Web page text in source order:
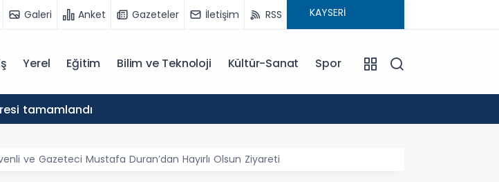
Galeri Anket Gazeteler İletişim RSS
Yerel Eğitim Bilim ve Teknoloji Kültür-Sanat Spor
tamamlandı
ve Gazeteci Mustafa Duran’dan Hayırlı Olsun Ziyareti